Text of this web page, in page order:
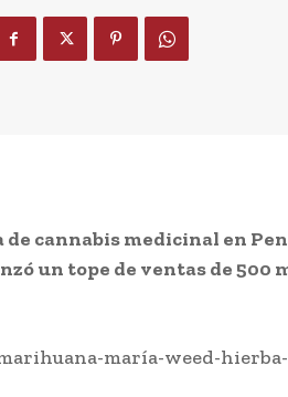
de cannabis medicinal en
un tope de ventas de 500